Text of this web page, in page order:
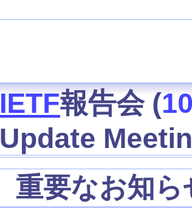
IETF報告会 (
Update
重要なお知ら